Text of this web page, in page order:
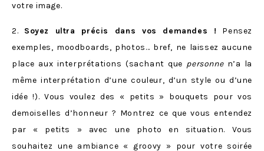
votre image.
2. Soyez ultra précis dans vos demandes ! Pensez
exemples, moodboards, photos… bref, ne laissez aucune
place aux interprétations (sachant que personnen’a la
même interprétation d’une couleur, d’un style ou d’une
idée !). Vous voulez des « petits » bouquets pour vos
demoiselles d’honneur ? Montrez ce que vous entendez
par « petits » avec une photo en situation. Vous
souhaitez une ambiance « groovy » pour votre soirée